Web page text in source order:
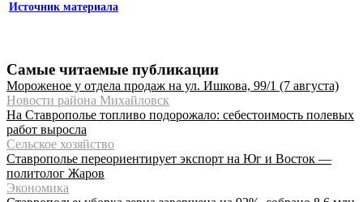
Источник материала
Самые читаемые публикации
Мороженое у отдела продаж на ул. Ишкова, 99/1 (7 августа)
Новости района Михайловск
На Ставрополье топливо подорожало: себестоимость полевых
работ выросла
Сельское хозяйство
Ставрополье переориентирует экспорт на Юг и Восток —
политолог Жаров
Экономика